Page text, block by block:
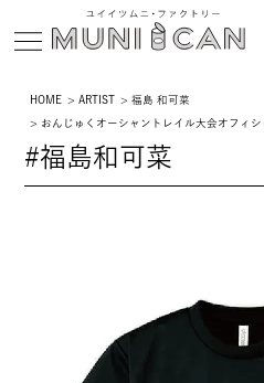
HOME ARTIST 福島 和可菜
おんじゅくオーシャントレイル大会オフィ
#福島和可菜